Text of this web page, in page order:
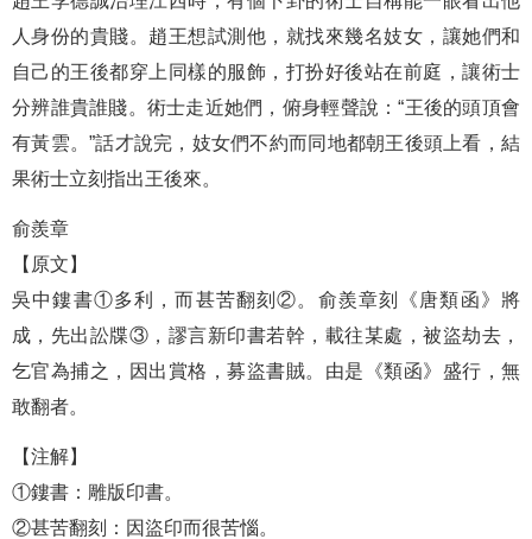
人身份的貴賤。趙王想試測他，就找來幾名妓女，讓她們和
自己的王後都穿上同樣的服飾，打扮好後站在前庭，讓術士
分辨誰貴誰賤。術士走近她們，俯身輕聲說：“王後的頭頂會
有黃雲。”話才說完，妓女們不約而同地都朝王後頭上看，結
果術士立刻指出王後來。
俞羨章
【原文】
吳中鏤書①多利，而甚苦翻刻②。俞羨章刻《唐類函》將
成，先出訟牒③，謬言新印書若幹，載往某處，被盜劫去，
乞官為捕之，因出賞格，募盜書賊。由是《類函》盛行，無
敢翻者。
【注解】
①鏤書：雕版印書。
②甚苦翻刻：因盜印而很苦惱。